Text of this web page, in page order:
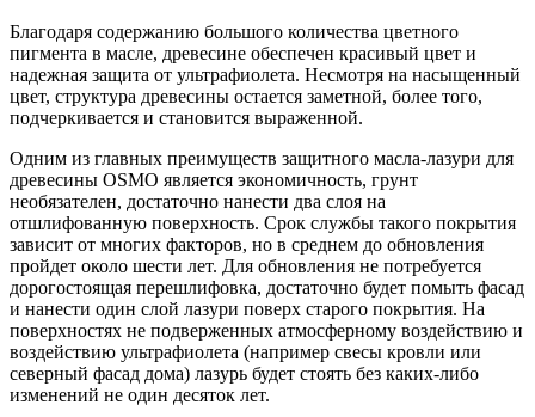
Благодаря содержанию большого количества цветного
пигмента в масле, древесине обеспечен красивый цвет и
надежная защита от ультрафиолета. Несмотря на насыщенный
цвет, структура древесины остается заметной, более того,
подчеркивается и становится выраженной.
Одним из главных преимуществ защитного масла-лазури для
древесины OSMO является экономичность, грунт
необязателен, достаточно нанести два слоя на
отшлифованную поверхность. Срок службы такого покрытия
зависит от многих факторов, но в среднем до обновления
пройдет около шести лет. Для обновления не потребуется
дорогостоящая перешлифовка, достаточно будет помыть фасад
и нанести один слой лазури поверх старого покрытия. На
поверхностях не подверженных атмосферному воздействию и
воздействию ультрафиолета (например свесы кровли или
северный фасад дома) лазурь будет стоять без каких-либо
изменений не один десяток лет.